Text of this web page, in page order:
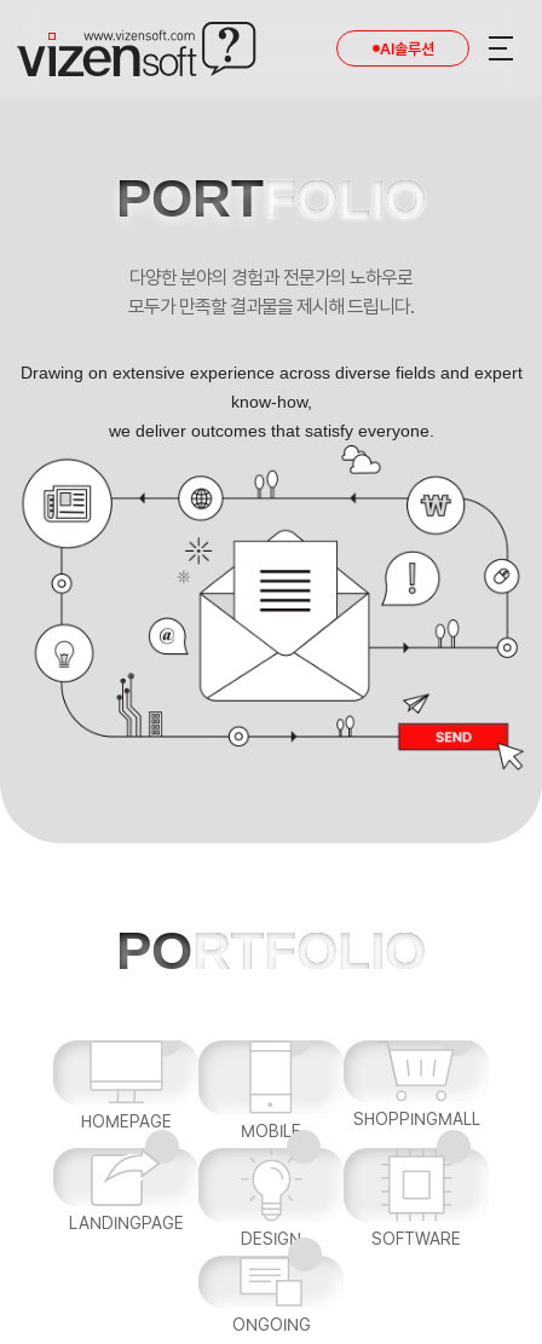
AI솔루션
한국신용정보원 포트폴리오
PORTFOLIO
다양한 분야의 경험과 전문가의 노하우로
모두가 만족할 결과물을 제시해 드립니다.
Drawing on extensive experience across diverse fields and expert
know-how,
we deliver outcomes that satisfy everyone.
PORTFOLIO
HOMEPAGE MOBILE
SHOPPINGMALL
LANDINGPAGE
DESIGN
SOFTWARE
ONGOING